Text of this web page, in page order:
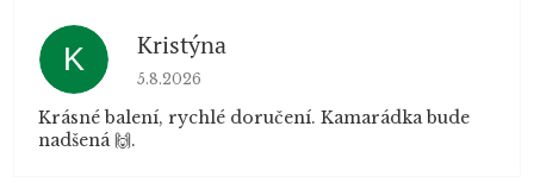
K Kristýna
Hodnocení obchodu je 5 z 5 hvězdiček.
5.8.2026
Krásné balení, rychlé doručení. Kamarádka bude
nadšená 🙌.